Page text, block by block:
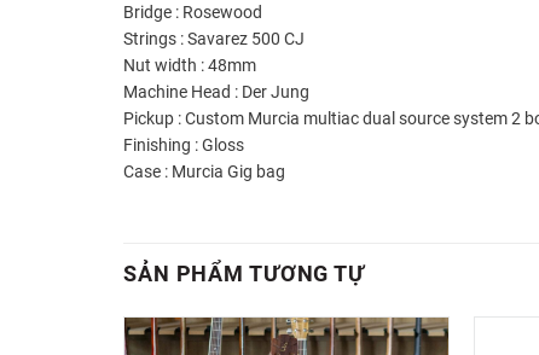
Bridge : Rosewood
Strings : Savarez 500 CJ
Nut width : 48mm
Machine Head : Der Jung
Pickup :Custom Murcia multiac dual source system 2
Finishing : Gloss
Case : Murcia Gig bag
SẢN PHẨM TƯƠNG TỰ